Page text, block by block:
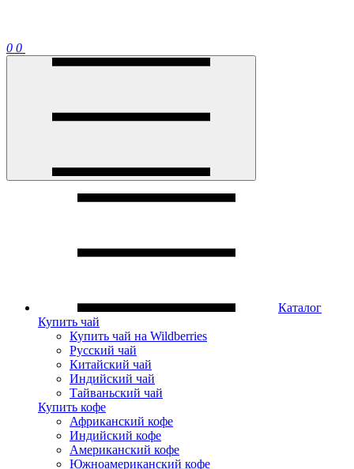
0 0
Каталог
Купить чай
Купить чай на Wildberries
Русский чай
Китайский чай
Индийский чай
Тайваньский чай
Купить кофе
Африканский кофе
Индийский кофе
Американский кофе
Южноамериканский кофе